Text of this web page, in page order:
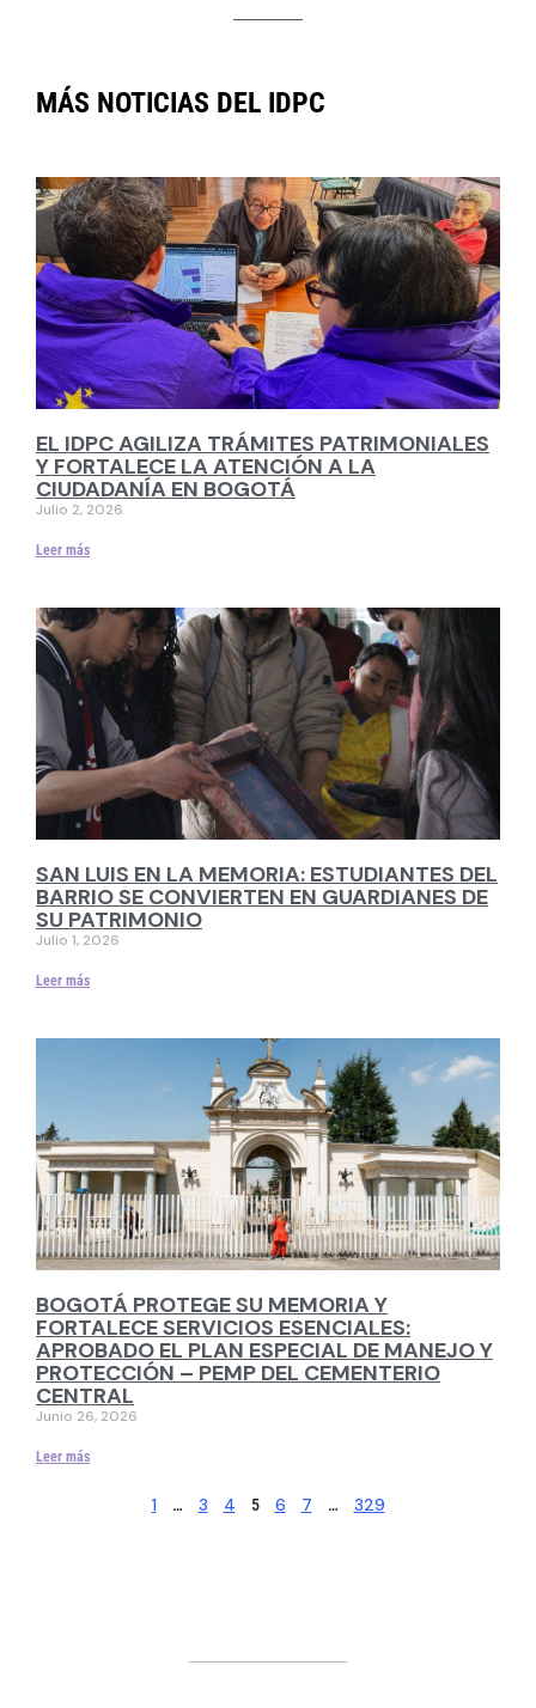
MÁS NOTICIAS DEL IDPC
EL IDPC AGILIZA TRÁMITES PATRIMONIALES
Y FORTALECE LA ATENCIÓN A LA
CIUDADANÍA EN BOGOTÁ
Julio 2, 2026
Leer más
SAN LUIS EN LA MEMORIA: ESTUDIANTES DEL
BARRIO SE CONVIERTEN EN GUARDIANES DE
SU PATRIMONIO
Julio 1, 2026
Leer más
BOGOTÁ PROTEGE SU MEMORIA Y
FORTALECE SERVICIOS ESENCIALES:
APROBADO EL PLAN ESPECIAL DE MANEJO Y
PROTECCIÓN – PEMP DEL CEMENTERIO
CENTRAL
Junio 26, 2026
Leer más
1 … 3 4 5 6 7 … 329